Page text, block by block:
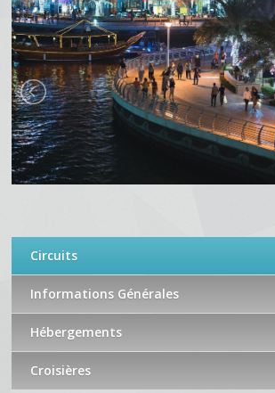
Circuits
Informations Générales
Hébergements
Croisières